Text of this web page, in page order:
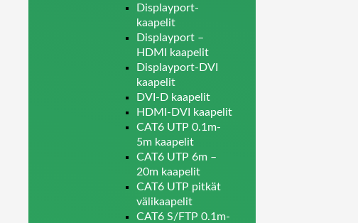
Displayport-
kaapelit
Displayport –
HDMI kaapelit
Displayport-DVI
kaapelit
DVI-D kaapelit
HDMI-DVI kaapelit
CAT6 UTP 0.1m-
5m kaapelit
CAT6 UTP 6m –
20m kaapelit
CAT6 UTP pitkät
välikaapelit
CAT6 S/FTP 0.1m-